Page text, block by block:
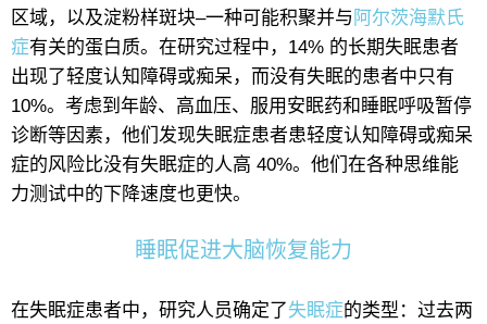
区域，以及淀粉样斑块–一种可能积聚并与 阿尔茨海默氏
症有关的蛋白质。在研究过程中，14% 的长期失眠患者
出现了轻度认知障碍或痴呆，而没有失眠的患者中只有
10%。考虑到年龄、高血压、服用安眠药和睡眠呼吸暂停
诊断等因素，他们发现失眠症患者患轻度认知障碍或痴呆
症的风险比没有失眠症的人高 40%。他们在各种思维能
力测试中的下降速度也更快。
睡眠促进大脑恢复能力
在失眠症患者中，研究人员确定了失眠症的类型：过去两